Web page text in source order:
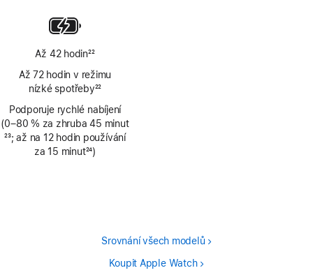
Až 42 hodin22
Až 72 hodin v režimu
nízké spotřeby22
Podporuje rychlé nabíjení
(0–80 % za zhruba 45 minut
Poznámka
23; až na 12 hodin používání
za 15 minut24)
Srovnání všech modelů
Koupit Apple Watch